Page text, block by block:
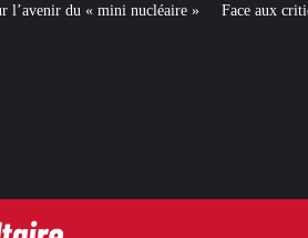
Face aux critiques, Éléonore Caroit défend